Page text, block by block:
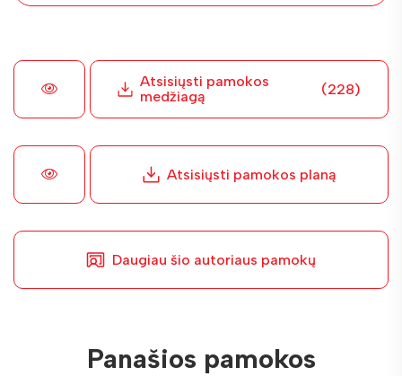
Atsisiųsti pamokos
medžiagą
(228)
Atsisiųsti pamokos planą
Daugiau šio autoriaus pamokų
Panašios pamokos